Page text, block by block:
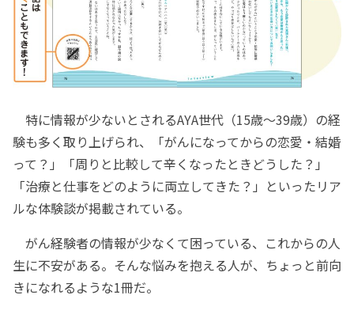
特に情報が少ないとされるAYA世代（15歳～39歳）の経
験も多く取り上げられ、「がんになってからの恋愛・結婚
って？」「周りと比較して辛くなったときどうした？」
「治療と仕事をどのように両立してきた？」といったリア
ルな体験談が掲載されている。
がん経験者の情報が少なくて困っている、これからの人
生に不安がある。そんな悩みを抱える人が、ちょっと前向
きになれるような1冊だ。